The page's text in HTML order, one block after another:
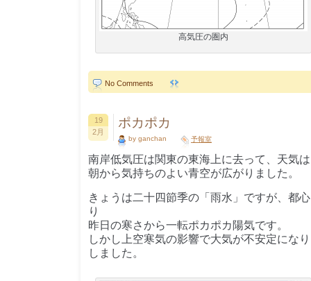
高気圧の圏内
No Comments
19
2月
ポカポカ
by ganchan 予報室
南岸低気圧は関東の東海上に去って、天気
朝から気持ちのよい青空が広がりました。
きょうは二十四節季の「雨水」ですが、都
り
昨日の寒さから一転ポカポカ陽気です。
しかし上空寒気の影響で大気が不安定にな
しました。